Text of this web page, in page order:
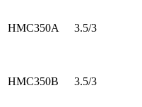
HMC350A 3.5/3
HMC350B 3.5/3